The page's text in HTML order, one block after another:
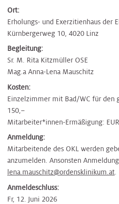
Ort:
Erholungs- und Exerzitienhaus der
Kürnbergerweg 10, 4020 Linz
Begleitung:
Sr. M. Rita Kitzmüller OSE
Mag.a Anna-Lena Mauschitz
Kosten:
Einzelzimmer mit Bad/WC für den
150,–
Mitarbeiter*innen-Ermäßigung:
Anmeldung:
Mitarbeitende des OKL werden
anzumelden. Ansonsten
lena.mauschitz@ordensklinikum.at.
Anmeldeschluss:
Fr, 12. Juni 2026